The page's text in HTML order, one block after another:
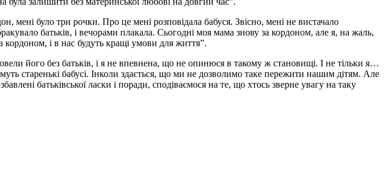
мені було три рочки. Про це мені розповідала бабуся. Звісно, мені не вистачало
батьків, і вечорами плакала. Сьогодні моя мама знову за кордоном, але я, на жаль,
і в нас будуть кращі умови для життя”.
його без батьків, і я не впевнена, що не опинюся в такому ж становищі. І не тільки я…
старенькі бабусі. Інколи здається, що ми не дозволимо таке пережити нашим дітям. Але
батьківської ласки і поради, сподіваємося на те, що хтось зверне увагу на таку